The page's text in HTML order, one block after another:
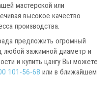
мастерской или
высокое качество
производства.
предложить огромный
любой зажимной диаметр и
и купить цангу Вы можете
101-56-68 или в ближайшем